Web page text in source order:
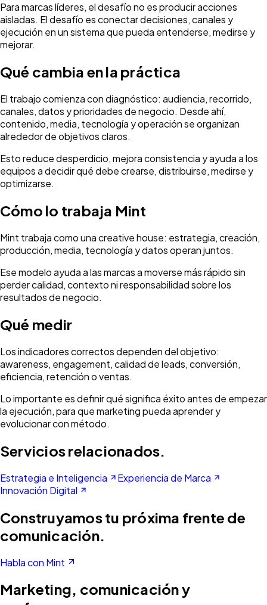
Para marcas líderes, el desafío no es producir acciones
aisladas. El desafío es conectar decisiones, canales y
ejecución en un sistema que pueda entenderse, medirse y
mejorar.
Qué cambia en la práctica
El trabajo comienza con diagnóstico: audiencia, recorrido,
canales, datos y prioridades de negocio. Desde ahí,
contenido, media, tecnología y operación se organizan
alrededor de objetivos claros.
Esto reduce desperdicio, mejora consistencia y ayuda a los
equipos a decidir qué debe crearse, distribuirse, medirse y
optimizarse.
Cómo lo trabaja Mint
Mint trabaja como una creative house: estrategia, creación,
producción, media, tecnología y datos operan juntos.
Ese modelo ayuda a las marcas a moverse más rápido sin
perder calidad, contexto ni responsabilidad sobre los
resultados de negocio.
Qué medir
Los indicadores correctos dependen del objetivo:
awareness, engagement, calidad de leads, conversión,
eficiencia, retención o ventas.
Lo importante es definir qué significa éxito antes de empezar
la ejecución, para que marketing pueda aprender y
evolucionar con método.
Servicios relacionados.
Estrategia e Inteligencia
Experiencia de Marca
Innovación Digital
Construyamos tu próxima frente de
comunicación.
Habla con Mint
Marketing, comunicación y